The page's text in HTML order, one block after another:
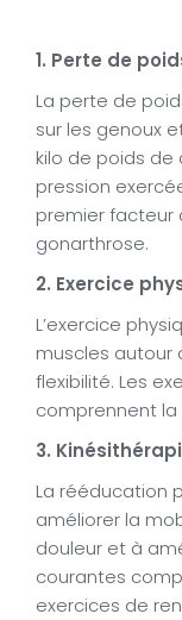
1. Perte de
La perte de
sur les genoux
kilo de poids de
pression
premier facteur
gonarthrose.
2. Exercice
L’exercice
muscles autour
flexibilité. Les
comprennent
3.
La rééducation
améliorer la
douleur et à
courantes
exercices de